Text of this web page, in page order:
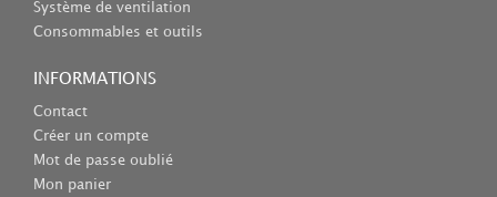
Système de ventilation
Consommables et outils
INFORMATIONS
Contact
Créer un compte
Mot de passe oublié
Mon panier